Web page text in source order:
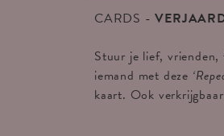
CARDS
Stuur je lief, vrienden,
iemand met deze
kaart. Ook